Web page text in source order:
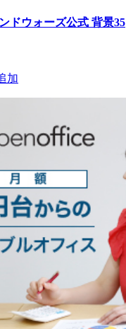
ドウォーズ公式 背景35
加